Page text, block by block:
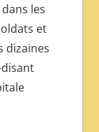
les
et
dizaines